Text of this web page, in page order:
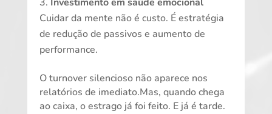
Cuidar da mente não é custo. É estratégia
de redução de passivos e aumento de
performance.
O turnover silencioso não aparece nos
relatórios de imediato.Mas, quando chega
ao caixa, o estrago já foi feito. E já é tarde.